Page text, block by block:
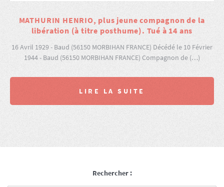
MATHURIN HENRIO, plus jeune compagnon de la
libération (à titre posthume). Tué à 14 ans
16 Avril 1929 - Baud (56150 MORBIHAN FRANCE) Décédé le 10 Février
1944 - Baud (56150 MORBIHAN FRANCE) Compagnon de (…)
LIRE LA SUITE
Rechercher :